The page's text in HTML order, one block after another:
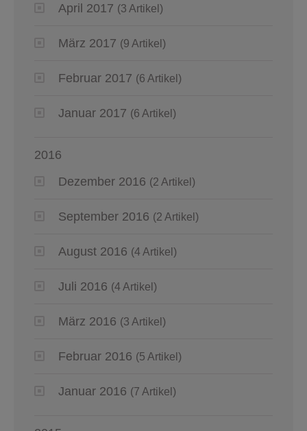
April 2017 (3 Artikel)
März 2017 (9 Artikel)
Februar 2017 (6 Artikel)
Januar 2017 (6 Artikel)
2016
Dezember 2016 (2 Artikel)
September 2016 (2 Artikel)
August 2016 (4 Artikel)
Juli 2016 (4 Artikel)
März 2016 (3 Artikel)
Februar 2016 (5 Artikel)
Januar 2016 (7 Artikel)